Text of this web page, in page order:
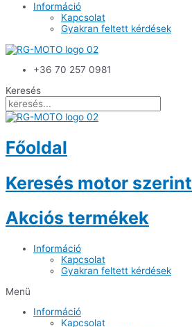
Információ
Kapcsolat
Gyakran feltett kérdések
+36 70 257 0981
Keresés
Főoldal
Keresés motor szerint
Akciós termékek
Információ
Kapcsolat
Gyakran feltett kérdések
Menü
Információ
Kapcsolat